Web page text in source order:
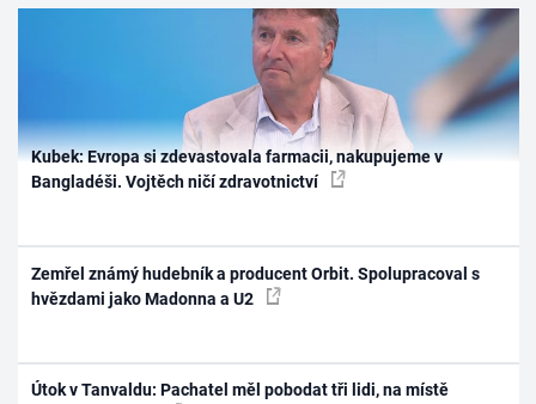
Kubek: Evropa si zdevastovala farmacii, nakupujeme v
Bangladéši. Vojtěch ničí zdravotnictví
Zemřel známý hudebník a producent Orbit. Spolupracoval s
hvězdami jako Madonna a U2
Útok v Tanvaldu: Pachatel měl pobodat tři lidi, na místě